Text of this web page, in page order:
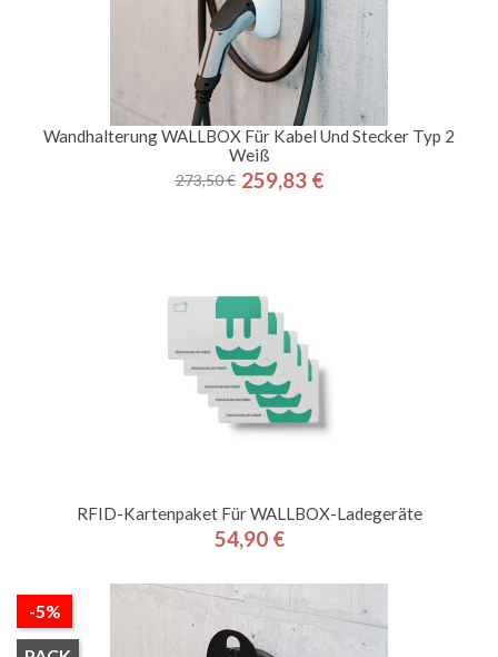
Wandhalterung WALLBOX Für Kabel Und Stecker Typ 2
Weiß
Regulärer
273,50 € Preis
259,83 €
RFID-Kartenpaket Für WALLBOX-Ladegeräte
Preis
54,90 €
-5%